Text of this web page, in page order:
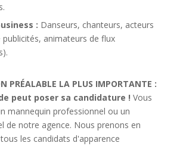
: Danseurs, chanteurs, acteurs
animateurs de flux
PRÉALABLE LA PLUS IMPORTANTE :
peut poser sa candidature ! Vous
mannequin professionnel ou un
de notre agence. Nous prenons en
les candidats d'apparence